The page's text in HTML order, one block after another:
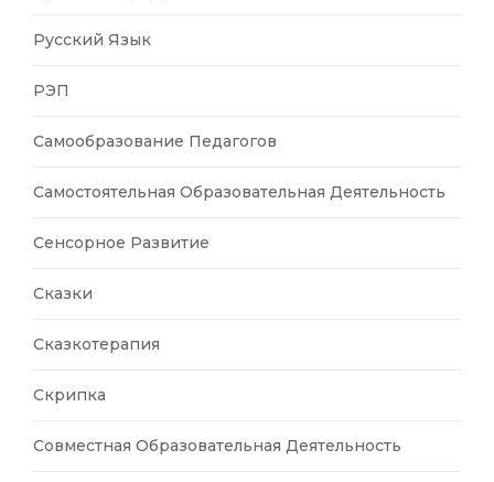
Русский Язык
РЭП
Самообразование Педагогов
Самостоятельная Образовательная Деятельность
Сенсорное Развитие
Сказки
Сказкотерапия
Скрипка
Совместная Образовательная Деятельность